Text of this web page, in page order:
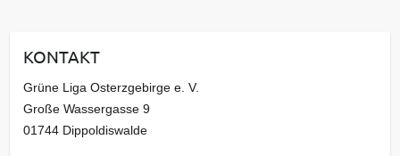
v
KONTAKT
Grüne Liga Osterzgebirge e. V.
Große Wassergasse 9
01744 Dippoldiswalde